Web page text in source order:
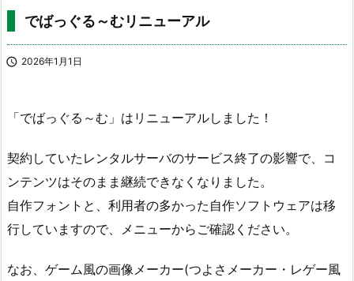
でばっぐる～むリニューアル
 2026年1月1日
「でばっぐる～む」はリニューアルしました！
契約していたレンタルサーバのサービス終了の影響で、コ
ンテンツはそのまま継続できなくなりました。
自作フォントと、利用者の多かった自作ソフトウェアは移
行していますので、メニューからご確認ください。
なお、ゲーム風の画像メーカー(つよさメーカー・レゲー風